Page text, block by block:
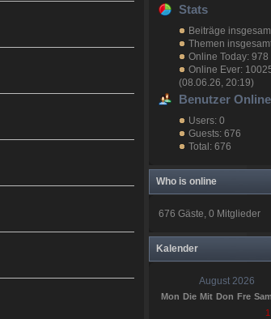
Stats
Beiträge
Themen
Online Today: 978
Online Ever:
(08.06.26, 20:19)
Benutzer Online
Users: 0
Guests: 676
Total: 676
Who is online
676 Gäste, 0 Mitglieder
Kalender
August 2026
Mon Die Mit Don Fre Sam
1